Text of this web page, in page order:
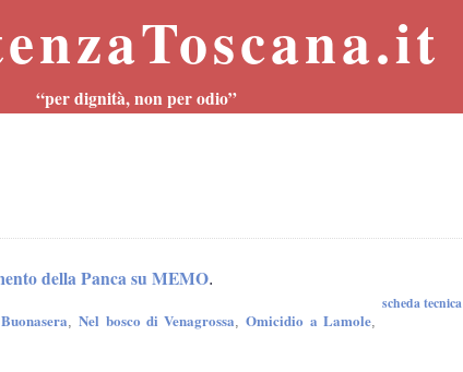
“per dignità, non per odio”
della Panca su MEMO.
scheda tecnica
,Nel bosco di Venagrossa,Omicidio a Lamole,